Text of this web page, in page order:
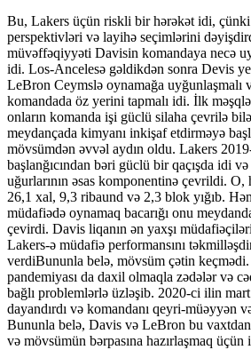
Bu, Lakers üçün riskli bir hərəkət idi,
perspektivləri və layihə seçimlərini
müvəffəqiyyəti Davisin komandaya necə
idi. Los-Ancelesə gəldikdən sonra Devis
LeBron Ceymslə oynamağa uyğunlaşmalı
komandada öz yerini tapmalı idi. İlk
onların komanda işi güclü silaha çevrilə
meydançada kimyanı inkişaf etdirməyə
mövsümdən əvvəl aydın oldu. Lakers
başlanğıcından bəri güclü bir qaçışda idi
uğurlarının əsas komponentinə çevrildi. O,
26,1 xal, 9,3 ribaund və 2,3 blok yığıb.
müdafiədə oynamaq bacarığı onu
çevirdi. Davis liqanın ən yaxşı
Lakers-ə müdafiə performansını
verdiBununla belə, mövsüm çətin
pandemiyası da daxil olmaqla zədələr və
bağlı problemlərlə üzləşib. 2020-ci ilin
dayandırdı və komandanı qeyri-müəyyən
Bununla belə, Davis və LeBron bu vaxtdan
və mövsümün bərpasına hazırlaşmaq üçün